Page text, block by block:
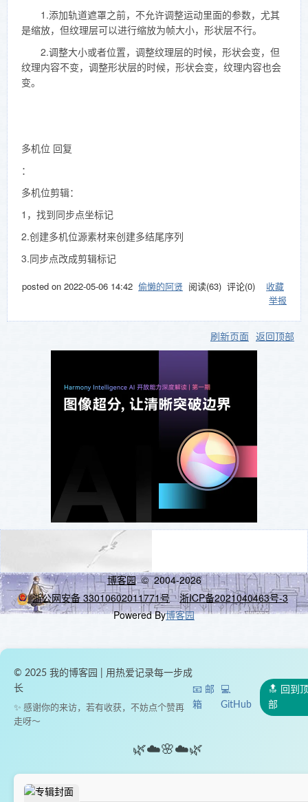
1.添加轨道遮罩之前，不允许调整运动里面的参数，尤其
是缩放，但纹理层可以进行缩放为帧大小，形状层不行。
2.调整大小或者位置，调整纹理层的时候，形状会变，但
纹理内容不变，调整形状层的时候，形状会变，纹理内容也会
变。
多机位 回复
：
多机位剪辑：
1，找到同步点坐标记
2.创建多机位源素材来创建多结尾序列
3.同步点改成剪辑标记
posted on 2022-05-06 14:42 偷懒的阿贤 阅读(63) 评论(0) 收藏
举报
刷新页面 返回顶部
博客园© 2004-2026
浙公网安备 33010602011771号
浙ICP备2021040463号-3
Powered By博客园
© 2025 我的博客园 | 用热爱记录每一步成
长
✨ 感谢你的来访，若有收获，不妨点个赞再
走呀～
📧 邮
箱
💻
GitHub
🔝 回到
部
🌿☁️🌸☁️🌿